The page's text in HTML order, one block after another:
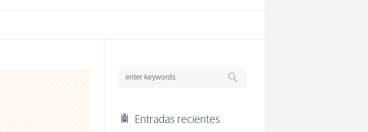
Entradas recientes